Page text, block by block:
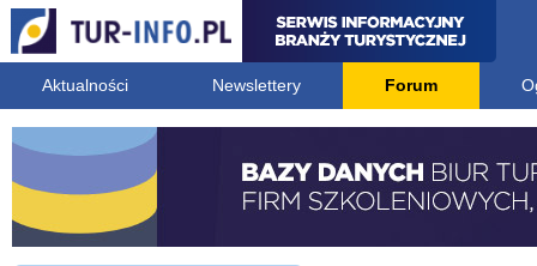
Aktualności Newslettery Forum